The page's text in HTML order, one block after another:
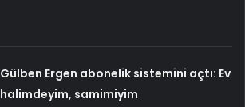
Gülben Ergen abonelik sistemini açtı: Ev
halimdeyim, samimiyim